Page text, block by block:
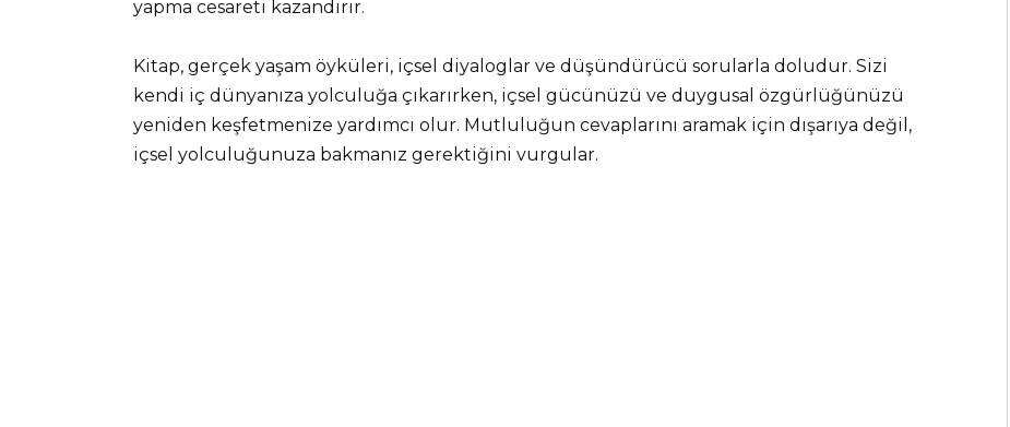
yapma cesareti kazandırır.
Kitap, gerçek yaşam öyküleri, içsel diyaloglar ve düşündürücü sorularla doludur. Sizi
kendi iç dünyanıza yolculuğa çıkarırken, içsel gücünüzü ve duygusal özgürlüğünüzü
yeniden keşfetmenize yardımcı olur. Mutluluğun cevaplarını aramak için dışarıya değil,
içsel yolculuğunuza bakmanız gerektiğini vurgular.